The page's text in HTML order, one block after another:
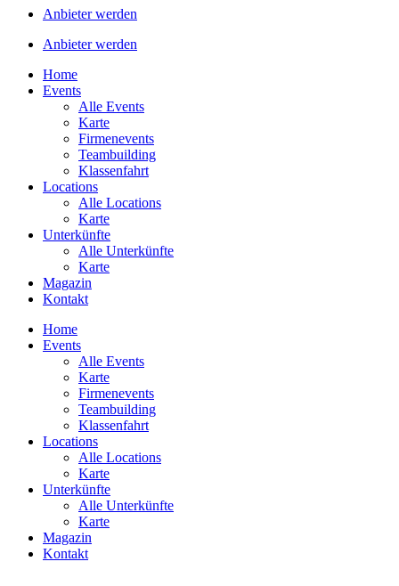
Anbieter werden
Anbieter werden
Home
Events
Alle Events
Karte
Firmenevents
Teambuilding
Klassenfahrt
Locations
Alle Locations
Karte
Unterkünfte
Alle Unterkünfte
Karte
Magazin
Kontakt
Home
Events
Alle Events
Karte
Firmenevents
Teambuilding
Klassenfahrt
Locations
Alle Locations
Karte
Unterkünfte
Alle Unterkünfte
Karte
Magazin
Kontakt